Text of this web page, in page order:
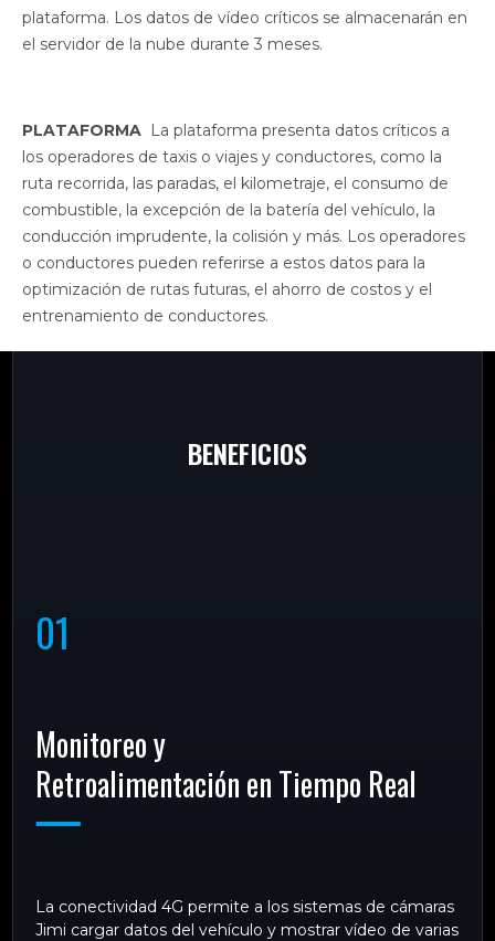
plataforma. Los datos de vídeo críticos se almacenarán en
el servidor de la nube durante 3 meses.
PLATAFORMA La plataforma presenta datos críticos a
los operadores de taxis o viajes y conductores, como la
ruta recorrida, las paradas, el kilometraje, el consumo de
combustible, la excepción de la batería del vehículo, la
conducción imprudente, la colisión y más. Los operadores
o conductores pueden referirse a estos datos para la
optimización de rutas futuras, el ahorro de costos y el
entrenamiento de conductores.
BENEFICIOS
La conectividad 4G permite a los sistemas de cámaras
Jimi cargar datos del vehículo y mostrar vídeo de varias
Monitoreo y
Retroalimentación en Tiempo Real
01